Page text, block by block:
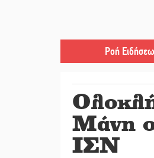
Ροή
Μάνη
ΙΣΝ